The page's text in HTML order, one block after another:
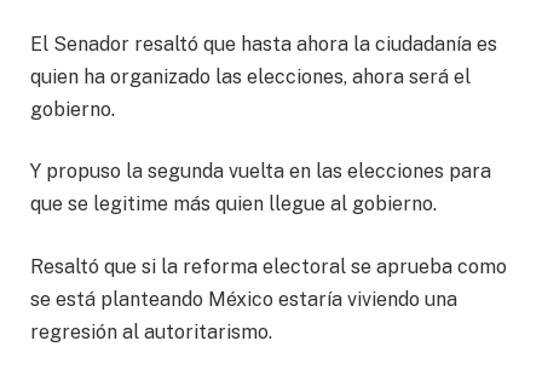
El Senador resaltó que hasta ahora la ciudadanía es
quien ha organizado las elecciones, ahora será el
gobierno.
Y propuso la segunda vuelta en las elecciones para
que se legitime más quien llegue al gobierno.
Resaltó que si la reforma electoral se aprueba como
se está planteando México estaría viviendo una
regresión al autoritarismo.